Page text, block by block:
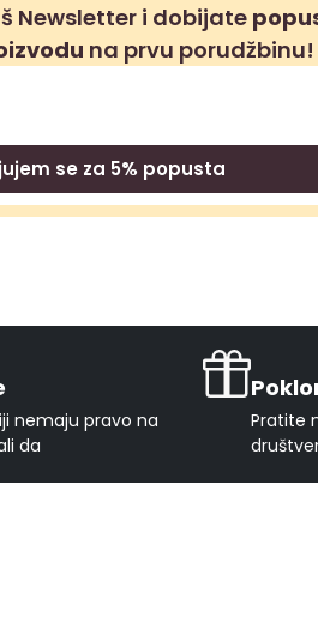
Newsletter i dobijate
na prvu porudžbinu!
se za 5% popusta
nemaju pravo na
da
Pratite